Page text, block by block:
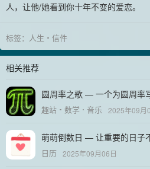
人，让他/她看到你十年不变的爱恋。
标签： 人生 信件
相关推荐
圆周率之歌 — 一个为圆周率
趣站 数学 音乐 2025年09月
萌萌倒数日 — 让重要的日子
日历 2025年09月06日